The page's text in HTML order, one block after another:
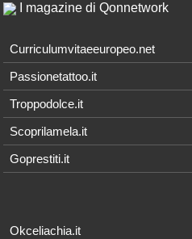
I magazine di Qonnetwork
Curriculumvitaeeuropeo.net
Passionetattoo.it
Troppodolce.it
Scoprilamela.it
Goprestiti.it
Okceliachia.it